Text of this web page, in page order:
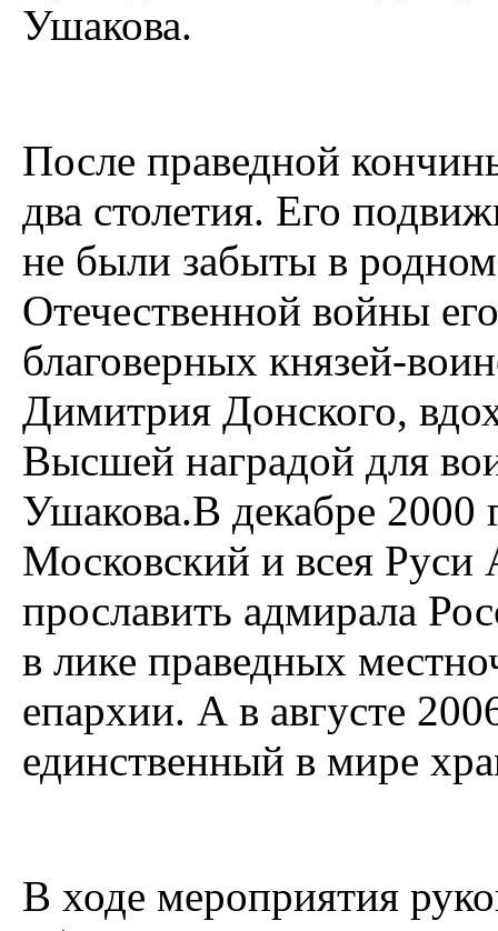
Ушакова.
После праведной
два столетия. Его
не были забыты в
Отечественной войны
благоверных князей-
Димитрия Донского,
Высшей наградой для
Ушакова.В декабре 2000
Московский и всея Руси
прославить адмирала
в лике праведных
епархии. А в августе
единственный в мире
В ходе мероприятия